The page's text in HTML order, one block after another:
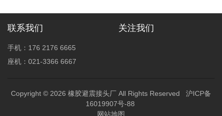
联系我们
手机：176 2176 6665
座机：021-3366 6667
关注我们
Copyright © 2026 橡胶避震接头厂 All Rights Reserved 沪ICP备
16019907号-88
网站地图